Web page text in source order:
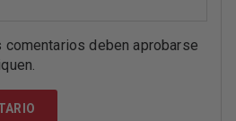
comentarios deben aprobarse